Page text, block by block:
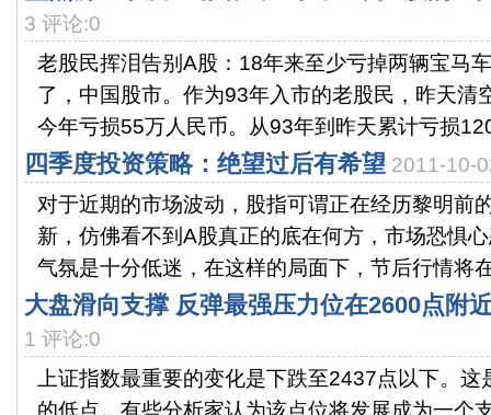
3 评论:0
老股民挥泪告别A股：18年来至少亏掉两辆宝马
了，中国股市。作为93年入市的老股民，昨天清
今年亏损55万人民币。从93年到昨天累计亏损
四季度投资策略：绝望过后有希望 2011-10-
对于近期的市场波动，股指可谓正在经历黎明前
新，仿佛看不到A股真正的底在何方，市场恐惧
气氛是十分低迷，在这样的局面下，节后行情将
大盘滑向支撑 反弹最强压力位在2600点附
1 评论:0
上证指数最重要的变化是下跌至2437点以下。
的低点。有些分析家认为该点位将发展成为一个